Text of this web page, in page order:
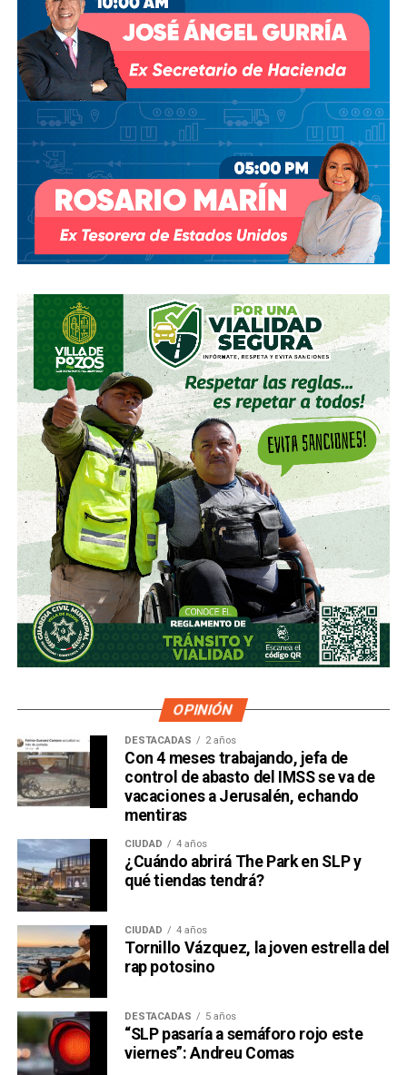
OPINIÓN
DESTACADAS 2 años
Con 4 meses trabajando, jefa de
control de abasto del IMSS se va de
vacaciones a Jerusalén, echando
mentiras
CIUDAD 4 años
¿Cuándo abrirá The Park en SLP y
qué tiendas tendrá?
CIUDAD 4 años
Tornillo Vázquez, la joven estrella del
rap potosino
DESTACADAS 5 años
“SLP pasaría a semáforo rojo este
viernes”: Andreu Comas